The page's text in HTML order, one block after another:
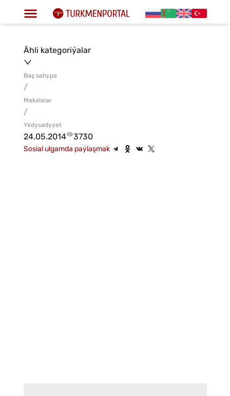
Ähli kategoriýalar
Baş sahypa
/
Makalalar
/
Ykdysadyýet
24.05.2014 3730
Sosial ulgamda paýlaşmak